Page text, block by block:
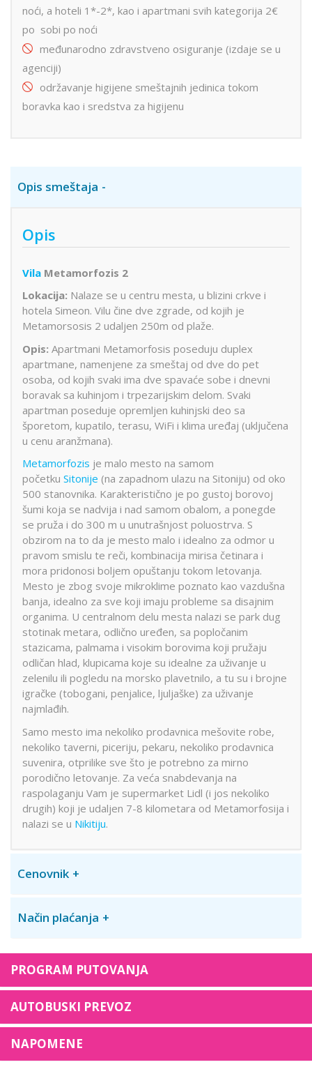
noći, a hoteli 1*-2*, kao i apartmani svih kategorija 2€
po sobi po noći
međunarodno zdravstveno osiguranje (izdaje se u
agenciji)
održavanje higijene smeštajnih jedinica tokom
boravka kao i sredstva za higijenu
Opis smeštaja
Opis
Vila Metamorfozis 2
Lokacija: Nalaze se u centru mesta, u blizini crkve i
hotela Simeon. Vilu čine dve zgrade, od kojih je
Metamorsosis 2 udaljen 250m od plaže.
Opis: Apartmani Metamorfosis poseduju duplex
apartmane, namenjene za smeštaj od dve do pet
osoba, od kojih svaki ima dve spavaće sobe i dnevni
boravak sa kuhinjom i trpezarijskim delom. Svaki
apartman poseduje opremljen kuhinjski deo sa
šporetom, kupatilo, terasu, WiFi i klima uređaj (uključena
u cenu aranžmana).
Metamorfozis je malo mesto na samom
početku Sitonije (na zapadnom ulazu na Sitoniju) od oko
500 stanovnika. Karakteristično je po gustoj borovoj
šumi koja se nadvija i nad samom obalom, a ponegde
se pruža i do 300 m u unutrašnjost poluostrva. S
obzirom na to da je mesto malo i idealno za odmor u
pravom smislu te reči, kombinacija mirisa četinara i
mora pridonosi boljem opuštanju tokom letovanja.
Mesto je zbog svoje mikroklime poznato kao vazdušna
banja, idealno za sve koji imaju probleme sa disajnim
organima. U centralnom delu mesta nalazi se park dug
stotinak metara, odlično uređen, sa popločanim
stazicama, palmama i visokim borovima koji pružaju
odličan hlad, klupicama koje su idealne za uživanje u
zelenilu ili pogledu na morsko plavetnilo, a tu su i brojne
igračke (tobogani, penjalice, ljuljaške) za uživanje
najmlađih.
Samo mesto ima nekoliko prodavnica mešovite robe,
nekoliko taverni, piceriju, pekaru, nekoliko prodavnica
suvenira, otprilike sve što je potrebno za mirno
porodično letovanje. Za veća snabdevanja na
raspolaganju Vam je supermarket Lidl (i jos nekoliko
drugih) koji je udaljen 7-8 kilometara od Metamorfosija i
nalazi se u Nikitiju.
Cenovnik
Način plaćanja
PROGRAM PUTOVANJA
AUTOBUSKI PREVOZ
NAPOMENE